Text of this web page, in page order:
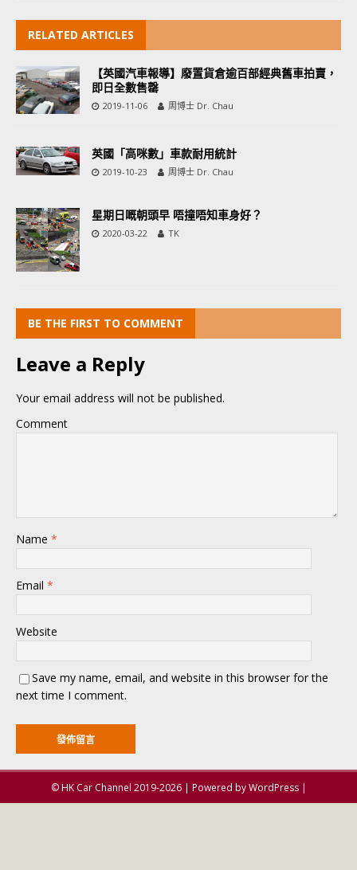
RELATED ARTICLES
【英國汽車報導】廢置貨倉逾百部經典舊車拍賣，
即日全數售罄
2019-11-06 周博士 Dr. Chau
英國「高咪數」車款耐用統計
2019-10-23 周博士 Dr. Chau
星期日嘅朝頭早 唔撞唔知車身好？
2020-03-22 TK
BE THE FIRST TO COMMENT
Leave a Reply
Your email address will not be published.
Comment
Name *
Email *
Website
Save my name, email, and website in this browser for the
next time I comment.
© HK Car Channel 2019-2026 | Powered by WordPress |